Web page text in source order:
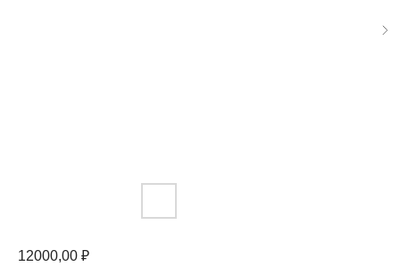
12000,00 ₽